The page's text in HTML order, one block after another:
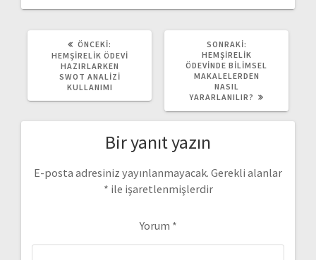
ÖNCEKI:
YAZI:
HEMŞIRELIK ÖDEVI
HAZIRLARKEN
SWOT ANALIZI
KULLANIMI
SONRAKI:
YAZI:
HEMŞIRELIK
ÖDEVINDE BILIMSEL
MAKALELERDEN
NASIL
YARARLANILIR?
Bir yanıt yazın
E-posta adresiniz yayınlanmayacak. Gerekli alanlar
* ile işaretlenmişlerdir
Yorum *